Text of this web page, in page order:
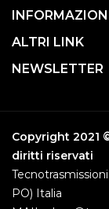
ALTRI LINK
NEWSLETTER
Copyright 2021
diritti riservati
PO) Italia